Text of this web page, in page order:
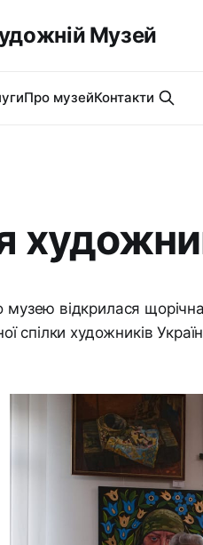
Музей
Про музейКонтакти
відкрилася
спілки художників